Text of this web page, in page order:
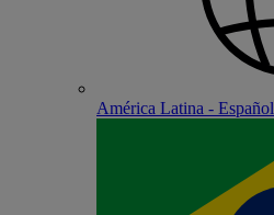
América Latina - Español